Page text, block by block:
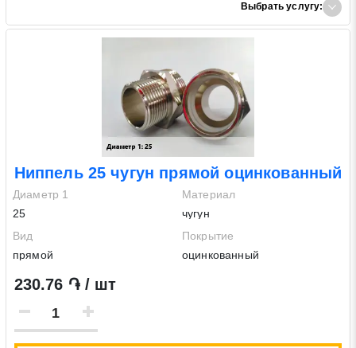
Выбрать услугу:
Ниппель 25 чугун прямой оцинкованный
Диаметр 1
25
Материал
чугун
Вид
прямой
Покрытие
оцинкованный
230.76 ֏ / шт